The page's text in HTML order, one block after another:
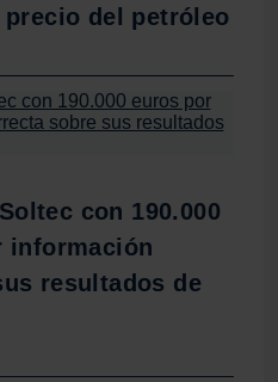
del petróleo
con 190.000
información
resultados de